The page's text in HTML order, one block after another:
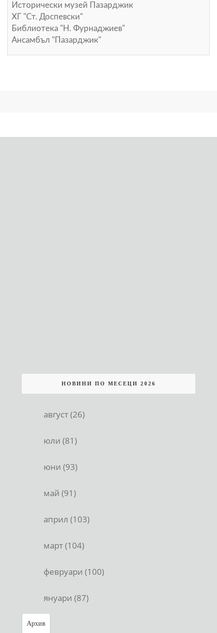
Исторически музей Пазарджик
ХГ "Ст. Доспевски"
Библиотека "Н. Фурнаджиев"
Ансамбъл "Пазарджик"
НОВИНИ ПО МЕСЕЦИ 2026
август (26)
юли (81)
юни (93)
май (91)
април (103)
март (104)
февруари (100)
януари (87)
Архив